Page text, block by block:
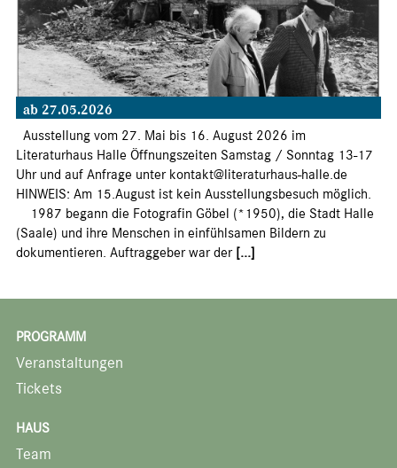
ab 27.05.2026
Ausstellung vom 27. Mai bis 16. August 2026 im
Literaturhaus Halle Öffnungszeiten Samstag / Sonntag 13-17
Uhr und auf Anfrage unter kontakt@literaturhaus-halle.de
HINWEIS: Am 15.August ist kein Ausstellungsbesuch möglich.
1987 begann die Fotografin Göbel (*1950), die Stadt Halle
(Saale) und ihre Menschen in einfühlsamen Bildern zu
dokumentieren. Auftraggeber war der [...]
PROGRAMM
Veranstaltungen
Tickets
HAUS
Team